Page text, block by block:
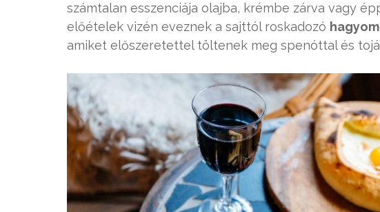
számtalan esszenciája olajba, krémbe zárva vagy
előételek vizén eveznek a sajttól roskadozó
amiket előszeretettel töltenek meg spenóttal és